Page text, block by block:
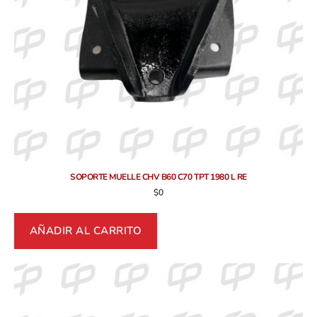
SOPORTE MUELLE CHV B60 C70 TPT 1980 L RE
$0
AÑADIR AL CARRITO